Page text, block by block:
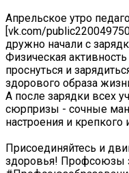
Апрельское утро
[vk.com/
дружно начали с
Физическая
проснуться и
здорового образа
А после зарядки всех
сюрпризы - сочные
настроения и крепкого
Присоединяйтесь и
здоровья! Профсоюзы